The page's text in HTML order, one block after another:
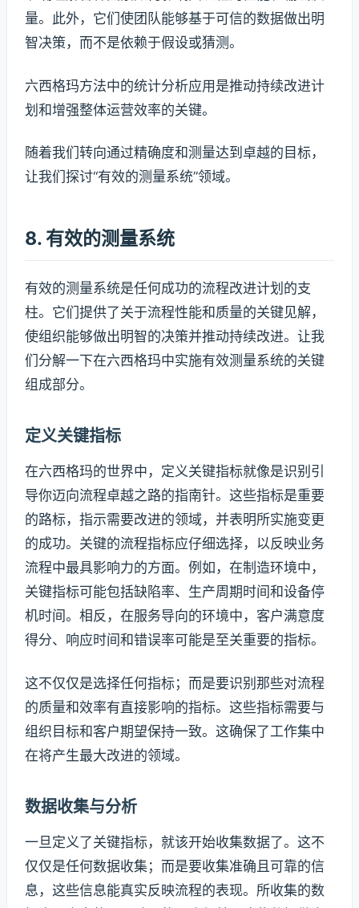
量。此外，它们使团队能够基于可信的数据做出明
智决策，而不是依赖于假设或猜测。
六西格玛方法中的统计分析应用是推动持续改进计
划和增强整体运营效率的关键。
随着我们转向通过精确度和测量达到卓越的目标，
让我们探讨“有效的测量系统”领域。
8. 有效的测量系统
有效的测量系统是任何成功的流程改进计划的支
柱。它们提供了关于流程性能和质量的关键见解，
使组织能够做出明智的决策并推动持续改进。让我
们分解一下在六西格玛中实施有效测量系统的关键
组成部分。
定义关键指标
在六西格玛的世界中，定义关键指标就像是识别引
导你迈向流程卓越之路的指南针。这些指标是重要
的路标，指示需要改进的领域，并表明所实施变更
的成功。关键的流程指标应仔细选择，以反映业务
流程中最具影响力的方面。例如，在制造环境中，
关键指标可能包括缺陷率、生产周期时间和设备停
机时间。相反，在服务导向的环境中，客户满意度
得分、响应时间和错误率可能是至关重要的指标。
这不仅仅是选择任何指标；而是要识别那些对流程
的质量和效率有直接影响的指标。这些指标需要与
组织目标和客户期望保持一致。这确保了工作集中
在将产生最大改进的领域。
数据收集与分析
一旦定义了关键指标，就该开始收集数据了。这不
仅仅是任何数据收集；而是要收集准确且可靠的信
息，这些信息能真实反映流程的表现。所收集的数